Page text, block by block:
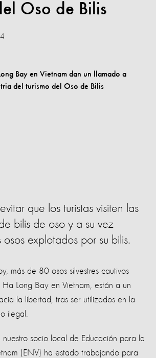
Oso de Bilis
que los turistas visiten las
bilis de oso y a su vez
explotados por su bilis.
más de 80 osos silvestres cautivos
Long Bay en Vietnam, están a un
la libertad, tras ser utilizados en la
ilegal.
nuestro socio local de Educación para la
(ENV) ha estado trabajando para